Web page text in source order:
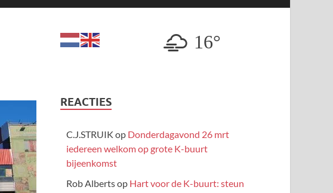
16°
REACTIES
C.J.STRUIK op Donderdagavond 26 mrt
iedereen welkom op grote K-buurt
bijeenkomst
Rob Albertsop Hart voor de K-buurt: steun